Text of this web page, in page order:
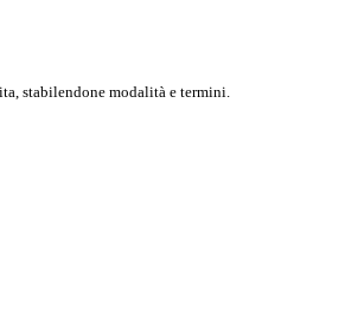
stabilendone modalità e termini.